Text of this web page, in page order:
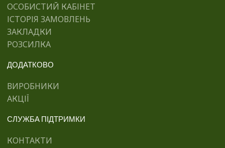
ОСОБИСТИЙ КАБІНЕТ
ІСТОРІЯ ЗАМОВЛЕНЬ
ЗАКЛАДКИ
РОЗСИЛКА
ДОДАТКОВО
ВИРОБНИКИ
АКЦІЇ
СЛУЖБА ПІДТРИМКИ
КОНТАКТИ